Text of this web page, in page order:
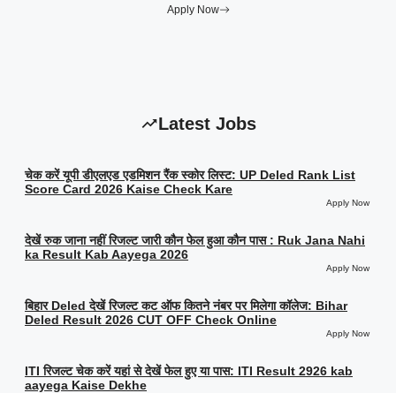
Apply Now
Latest Jobs
चेक करें यूपी डीएलएड एडमिशन रैंक स्कोर लिस्ट: UP Deled Rank List
Score Card 2026 Kaise Check Kare
Apply Now
देखें रुक जाना नहीं रिजल्ट जारी कौन फेल हुआ कौन पास : Ruk Jana Nahi
ka Result Kab Aayega 2026
Apply Now
बिहार Deled देखें रिजल्ट कट ऑफ कितने नंबर पर मिलेगा कॉलेज: Bihar
Deled Result 2026 CUT OFF Check Online
Apply Now
ITI रिजल्ट चेक करें यहां से देखें फेल हुए या पास: ITI Result 2926 kab
aayega Kaise Dekhe